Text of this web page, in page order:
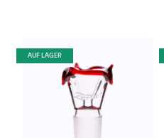
AUF LAGER (Paket)